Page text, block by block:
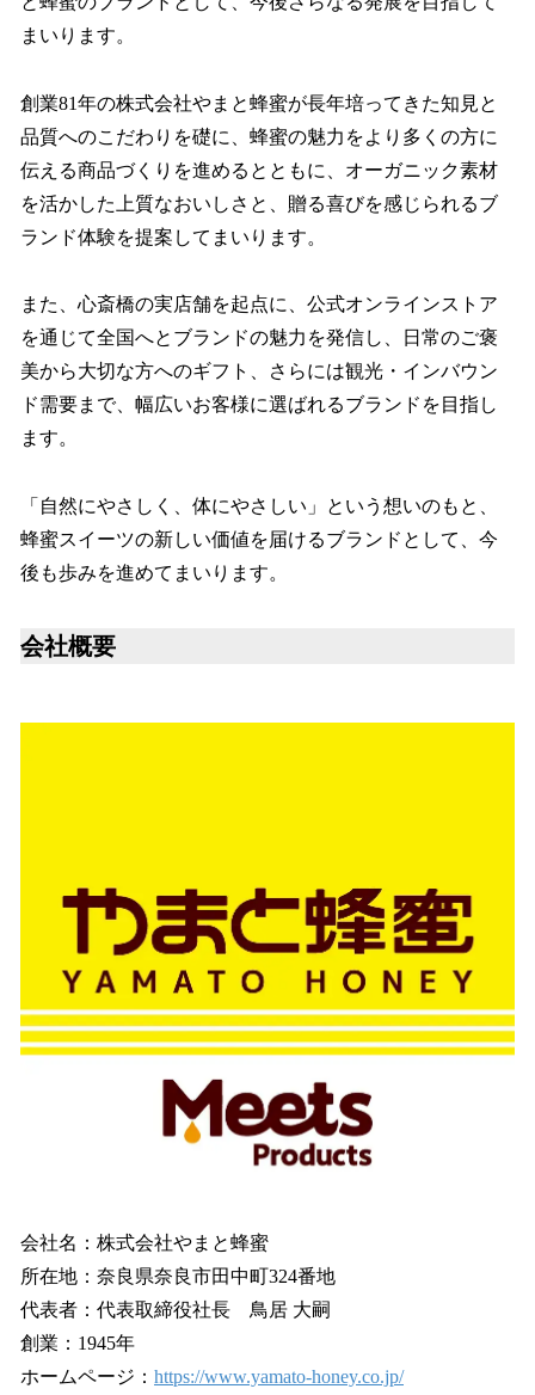
まいります。
創業81年の株式会社やまと蜂蜜が長年培ってきた知見と
品質へのこだわりを礎に、蜂蜜の魅力をより多くの方に
伝える商品づくりを進めるとともに、オーガニック素材
を活かした上質なおいしさと、贈る喜びを感じられるブ
ランド体験を提案してまいります。
また、心斎橋の実店舗を起点に、公式オンラインストア
を通じて全国へとブランドの魅力を発信し、日常のご褒
美から大切な方へのギフト、さらには観光・インバウン
ド需要まで、幅広いお客様に選ばれるブランドを目指し
ます。
「自然にやさしく、体にやさしい」という想いのもと、
蜂蜜スイーツの新しい価値を届けるブランドとして、今
後も歩みを進めてまいります。
会社概要
会社名：株式会社やまと蜂蜜
所在地：奈良県奈良市田中町324番地
代表者：代表取締役社長 鳥居 大嗣
創業：1945年
ホームページ： https://www.yamato-honey.co.jp/